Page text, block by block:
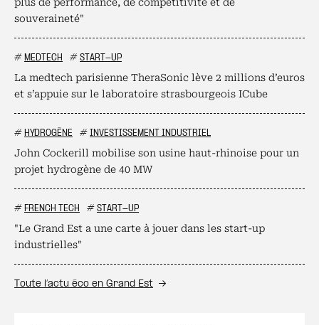
souveraineté"
# MEDTECH # START-UP
La medtech parisienne TheraSonic lève 2 millions d’euros
et s’appuie sur le laboratoire strasbourgeois ICube
# HYDROGÈNE # INVESTISSEMENT INDUSTRIEL
John Cockerill mobilise son usine haut-rhinoise pour un
projet hydrogène de 40 MW
# FRENCH TECH # START-UP
"Le Grand Est a une carte à jouer dans les start-up
industrielles"
Toute l’actu éco en Grand Est